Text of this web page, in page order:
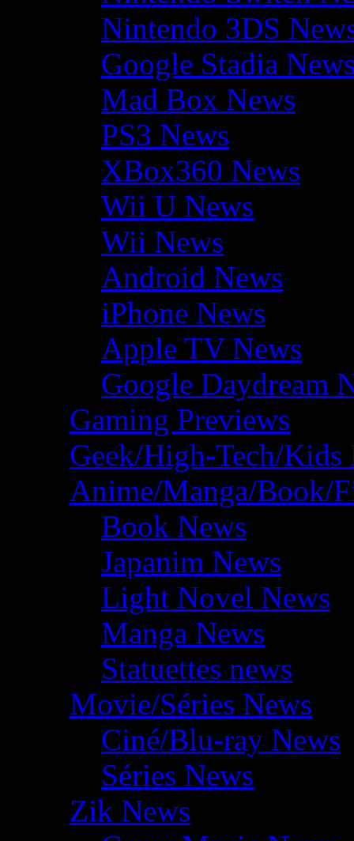
Nintendo 3DS
Google Stadia
Mad Box News
PS3 News
XBox360 News
Wii U News
Wii News
Android News
iPhone News
Apple TV News
Google Daydream
Gaming Previews
Geek/High-Tech/Kids
Anime/Manga/Book/
Book News
Japanim News
Light Novel News
Manga News
Statuettes news
Movie/Séries News
Ciné/Blu-ray News
Séries News
Zik News